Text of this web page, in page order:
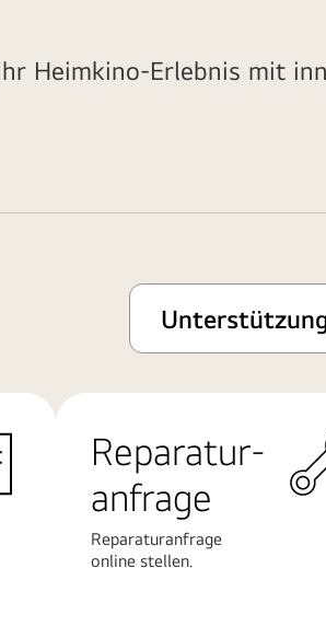
Heimkino-Erlebnis mit
Reparatur-
anfrage
Reparaturanfrage
online stellen.